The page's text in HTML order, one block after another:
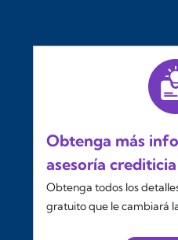
Obtenga más
asesoría crediticia
Obtenga todos los
gratuito que le cambiará